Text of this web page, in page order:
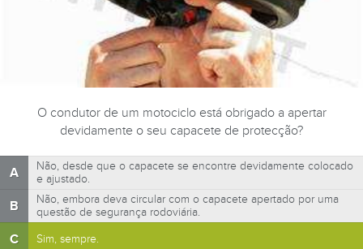
O condutor de um motociclo está obrigado a apertar
devidamente o seu capacete de protecção?
A
Não, desde que o capacete se encontre devidamente colocado
e ajustado.
B
Não, embora deva circular com o capacete apertado por uma
questão de segurança rodoviária.
C Sim, sempre.